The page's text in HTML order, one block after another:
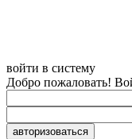
войти в систему
Добро пожаловать!